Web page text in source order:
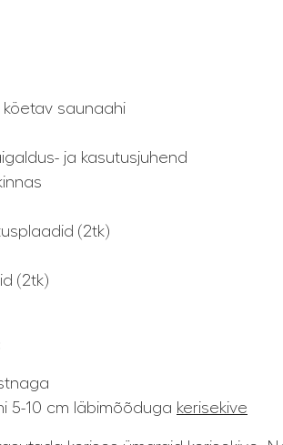
saunaahi
ja kasutusjuhend
(2tk)
(2tk)
5-10 cm läbimõõduga kerisekive